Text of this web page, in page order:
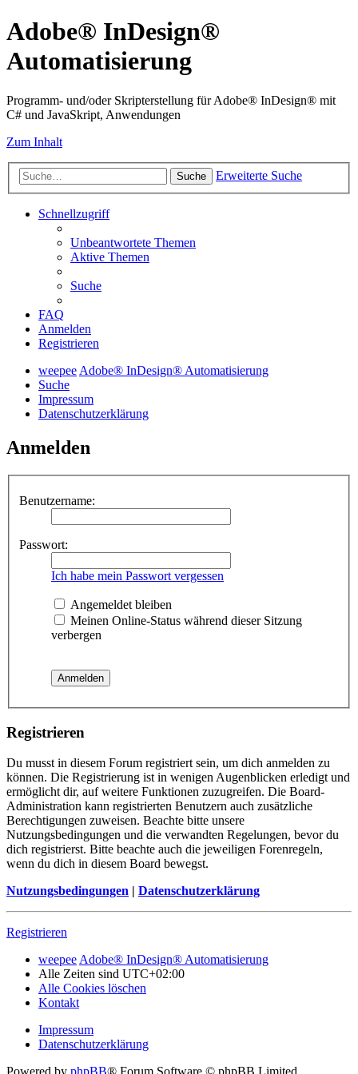
Adobe® InDesign®
Automatisierung
Programm- und/oder Skripterstellung für Adobe® InDesign® mit
C# und JavaSkript, Anwendungen
Zum Inhalt
Suche Erweiterte Suche
Schnellzugriff
Unbeantwortete Themen
Aktive Themen
Suche
FAQ
Anmelden
Registrieren
weepeeAdobe® InDesign® Automatisierung
Suche
Impressum
Datenschutzerklärung
Anmelden
Benutzername:
Passwort:
Ich habe mein Passwort vergessen
Angemeldet bleiben
Meinen Online-Status während dieser Sitzung
verbergen
Registrieren
Du musst in diesem Forum registriert sein, um dich anmelden zu
können. Die Registrierung ist in wenigen Augenblicken erledigt und
ermöglicht dir, auf weitere Funktionen zuzugreifen. Die Board-
Administration kann registrierten Benutzern auch zusätzliche
Berechtigungen zuweisen. Beachte bitte unsere
Nutzungsbedingungen und die verwandten Regelungen, bevor du
dich registrierst. Bitte beachte auch die jeweiligen Forenregeln,
wenn du dich in diesem Board bewegst.
Nutzungsbedingungen | Datenschutzerklärung
Registrieren
weepee Adobe® InDesign® Automatisierung
Alle Zeiten sind UTC+02:00
Alle Cookies löschen
Kontakt
Impressum
Datenschutzerklärung